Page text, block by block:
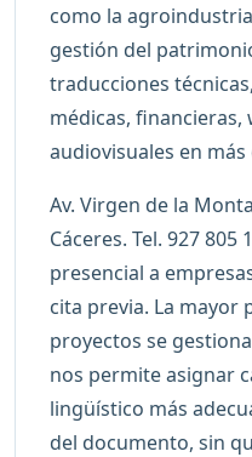
como la
gestión del
traducciones
médicas, financieras,
audiovisuales en más
Av. Virgen de la
Cáceres. Tel. 927 805
presencial a
cita previa. La mayor
proyectos se
nos permite asignar
lingüístico más
del documento, sin